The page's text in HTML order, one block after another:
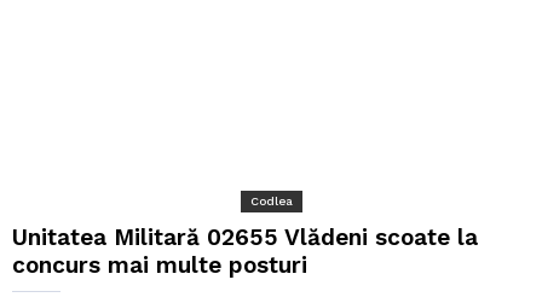
Codlea
Unitatea Militară 02655 Vlădeni scoate la
concurs mai multe posturi